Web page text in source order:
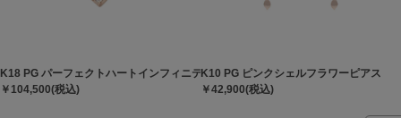
K18 PG パーフェクトハートインフィニティネックレス（小）
￥104,500(税込)
K10 PG ピンクシェルフラワーピアス
￥42,900(税込)